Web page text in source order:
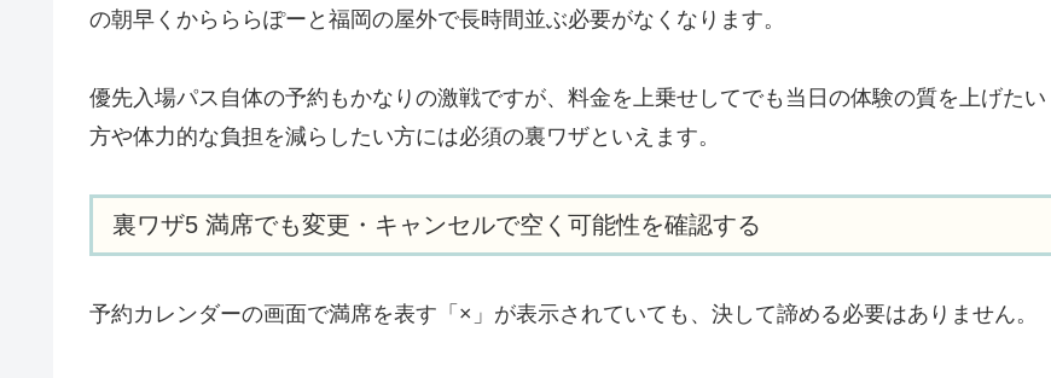
の朝早くからららぽーと福岡の屋外で長時間並ぶ必要がなくなります。
優先入場パス自体の予約もかなりの激戦ですが、料金を上乗せしてでも当日の体験の質を上げたい
方や体力的な負担を減らしたい方には必須の裏ワザといえます。
裏ワザ5 満席でも変更・キャンセルで空く可能性を確認する
予約カレンダーの画面で満席を表す「×」が表示されていても、決して諦める必要はありません。